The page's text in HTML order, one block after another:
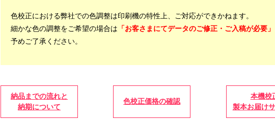
色校正における弊社での色調整は印刷機の特性上、ご対応ができかねます。
細かな色の調整をご希望の場合は 「お客さまにてデータのご修正・ご入稿が必要」
予めご了承ください。
納品までの流れと
納期について
色校正価格の確認
本機校
製本お届け